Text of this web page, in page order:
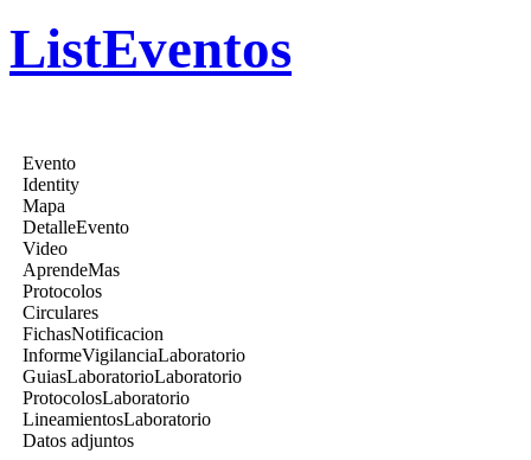
ListEventos
Evento
Identity
Mapa
DetalleEvento
Video
AprendeMas
Protocolos
Circulares
FichasNotificacion
InformeVigilanciaLaboratorio
GuiasLaboratorioLaboratorio
ProtocolosLaboratorio
LineamientosLaboratorio
Datos adjuntos